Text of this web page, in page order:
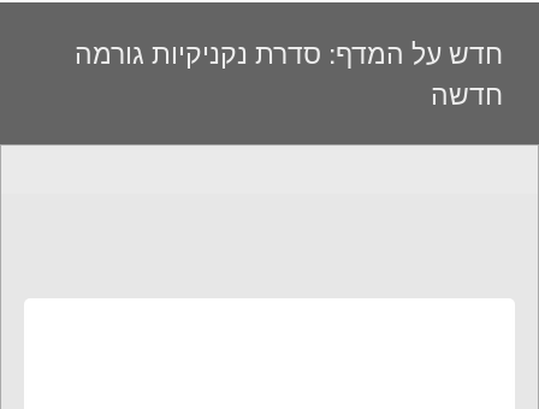
חדש על המדף: סדרת נקניקיות גורמה
חדשה